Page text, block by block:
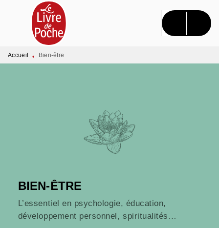
MENU RECHERCHE CONTENU
PIED DE PAGE
Accueil • Bien-être
BIEN-ÊTRE
L’essentiel en psychologie, éducation,
développement personnel, spiritualités…